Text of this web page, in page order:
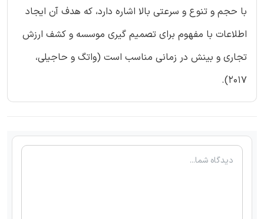
با حجم و تنوع و سرعتی بالا اشاره دارد، که هدف آن ایجاد
اطلاعات با مفهوم برای تصمیم گیری موسسه و کشف ارزش
تجاری و بینش در زمانی مناسب است (واتگ و حاجیلی،
2017).